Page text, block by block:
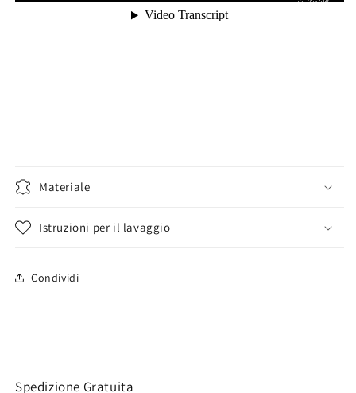
Materiale
Istruzioni per il lavaggio
Condividi
Spedizione Gratuita